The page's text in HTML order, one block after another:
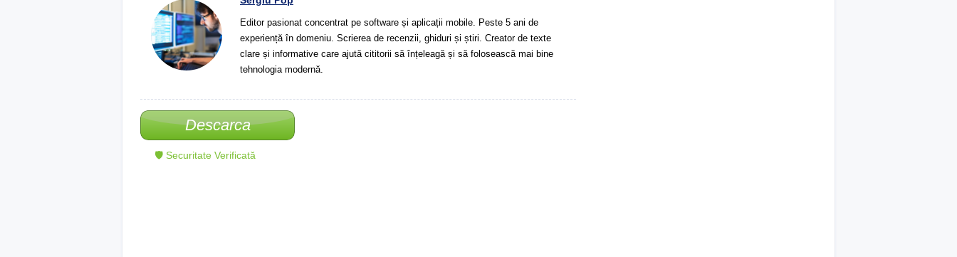
Editor pasionat concentrat pe software și aplicații mobile. Peste 5 ani de
experiență în domeniu. Scrierea de recenzii, ghiduri și știri. Creator de texte
clare și informative care ajută cititorii să înțeleagă și să folosească mai bine
tehnologia modernă.
Descarca
🛡 Securitate Verificată